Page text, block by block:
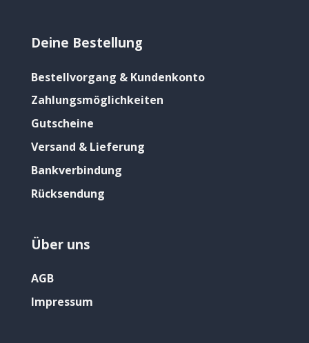
Deine Bestellung
Bestellvorgang & Kundenkonto
Zahlungsmöglichkeiten
Gutscheine
Versand & Lieferung
Bankverbindung
Rücksendung
Über uns
AGB
Impressum